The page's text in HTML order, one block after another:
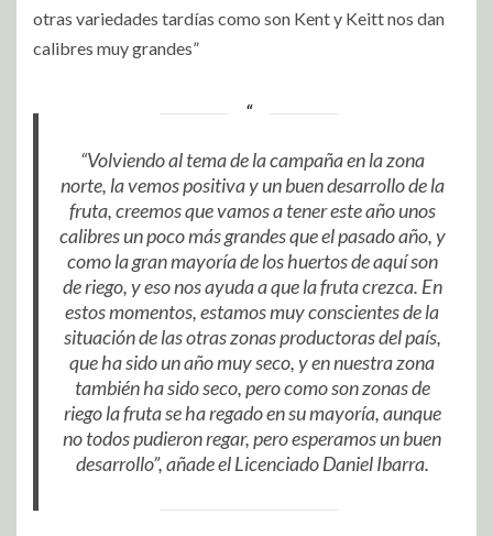
otras variedades tardías como son Kent y Keitt nos dan
calibres muy grandes”
“Volviendo al tema de la campaña en la zona
norte, la vemos positiva y un buen desarrollo de la
fruta, creemos que vamos a tener este año unos
calibres un poco más grandes que el pasado año, y
como la gran mayoría de los huertos de aquí son
de riego, y eso nos ayuda a que la fruta crezca. En
estos momentos, estamos muy conscientes de la
situación de las otras zonas productoras del país,
que ha sido un año muy seco, y en nuestra zona
también ha sido seco, pero como son zonas de
riego la fruta se ha regado en su mayoría, aunque
no todos pudieron regar, pero esperamos un buen
desarrollo”, añade el Licenciado Daniel Ibarra.